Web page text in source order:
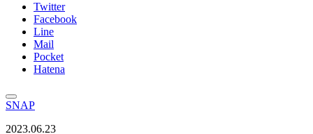
Twitter
Facebook
Line
Mail
Pocket
Hatena
SNAP
2023.06.23